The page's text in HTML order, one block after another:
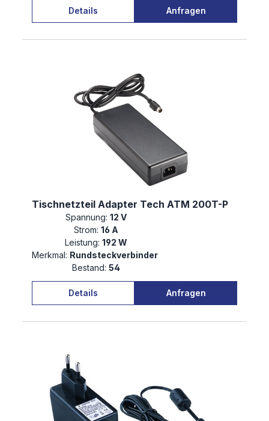
Details Anfragen
Tischnetzteil Adapter Tech ATM 200T-P
Spannung: 12 V
Strom: 16 A
Leistung: 192 W
Merkmal: Rundsteckverbinder
Bestand: 54
Details Anfragen